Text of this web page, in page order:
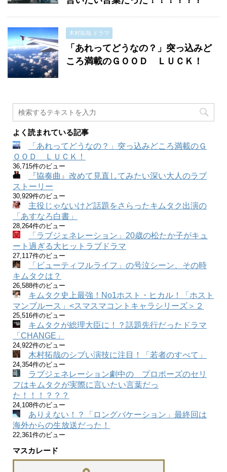
木村拓哉 ドラマ
「あれってどうなの？」突っ込みど
ころ満載のＧＯＯＤ ＬＵＣＫ！
よく読まれている記事
「あれってどうなの？」突っ込みどころ満載のＧ
ＯＯＤ ＬＵＣＫ！
36,715件のビュー
『協奏曲』改めて見直してみたい深い大人のラブ
ストーリー
30,929件のビュー
主役じゃないけど話題をさらったキムタク出演の
「あすなろ白書」
28,264件のビュー
「ラブジェネレーション」20歳の松たか子がキュ
ート過ぎる大ヒットラブドラマ
27,117件のビュー
「ビューティフルライフ」の号泣シーン、その時
キムタクは？
26,588件のビュー
キムタク史上最強！No1ホスト・ヒカル！「ホスト
マンブルース」<スマスマコントキャラシリーズ＞２
25,516件のビュー
キムタクが総理大臣に！？話題先行だったドラマ
「CHANGE」
24,922件のビュー
木村拓哉のシブい演技に注目！「若者のすべて」
24,354件のビュー
ラブジェネレーション劇中の プロポーズのセリ
フはキムタクが実際に言いたい言葉だっ
た！！！？？？
24,108件のビュー
ありえない！？「ロングバケーション」最終回は
海外からの生放送だった！
22,361件のビュー
マスカレード